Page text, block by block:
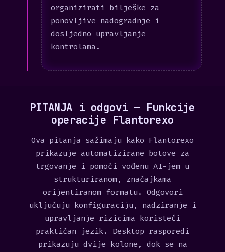
organizirati bilješke za
ponovljive nadogradnje i
dosljedno upravljanje
kontrolama.
PITANJA i odgovi — Funkcije
operacije Flantorexo
Ova pitanja sažimaju kako Flantorexo
prikazuje automatizirane botove za
trgovanje i pomoći vođenu AI-jem u
strukturiranom, značajkama
orijentiranom formatu. Odgovori
uključuju konfiguraciju, nadziranje i
upravljanje rizicima koristeći
praktičan jezik. Desktop rasporedi
prikazuju dvije kolone, dok se na